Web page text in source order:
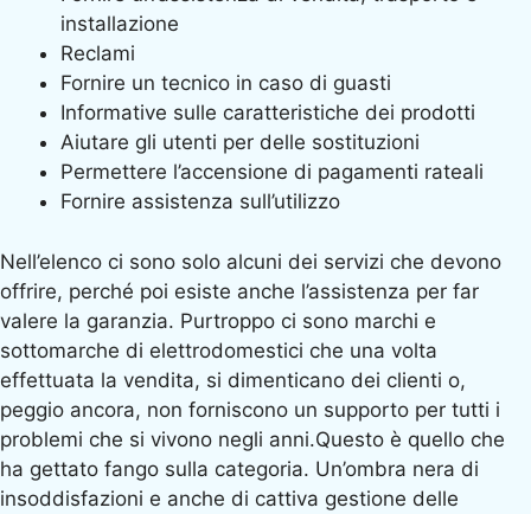
installazione
Reclami
Fornire un tecnico in caso di guasti
Informative sulle caratteristiche dei prodotti
Aiutare gli utenti per delle sostituzioni
Permettere l’accensione di pagamenti rateali
Fornire assistenza sull’utilizzo
Nell’elenco ci sono solo alcuni dei servizi che devono
offrire, perché poi esiste anche l’assistenza per far
valere la garanzia. Purtroppo ci sono marchi e
sottomarche di elettrodomestici che una volta
effettuata la vendita, si dimenticano dei clienti o,
peggio ancora, non forniscono un supporto per tutti i
problemi che si vivono negli anni.Questo è quello che
ha gettato fango sulla categoria. Un’ombra nera di
insoddisfazioni e anche di cattiva gestione delle